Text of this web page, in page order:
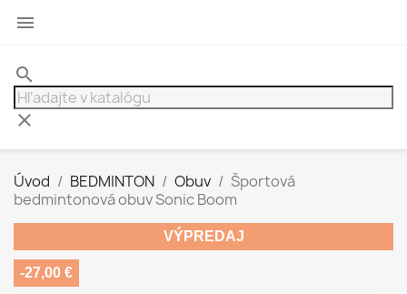

search
clear
Úvod BEDMINTON Obuv
Športová
bedmintonová obuv Sonic Boom
VÝPREDAJ
-27,00 €